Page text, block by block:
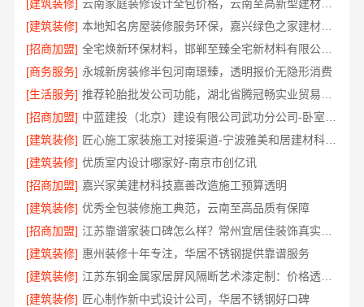
[建筑装修]
云南家庭装修设计全包价格，云南至高新型建材有限公司透明计价
[建筑装修]
本地知名房屋装修服务环保，嘉兴绿色之家建材科技有限公司
[招商加盟]
全宅焕新环保材料，邯郸至臻全宅新材料有限公司引领绿色装修
[商务服务] 永城新房装修半包河南璟臻，透明报价无隐形消费
[生活服务]
[招商加盟]
[建筑装修]
匠心施工家装施工对接渠道-宁波雅美和居建材科技有限公司
[建筑装修] 优质室内设计哪家好-南京市创亿讯
[招商加盟] 嘉兴家美建材科技嘉善改造施工预算透明
[建筑装修] 优秀全包装修施工典范，云南至高品质有保障
[招商加盟]
[建筑装修] 惠州装修十年专注，华居不锈钢提供靠谱服务
[建筑装修]
江苏东钢金属家居屏风隔断艺术漆定制：价格透明性价比优
[建筑装修] 匠心制作新中式设计公司，华居不锈钢好口碑